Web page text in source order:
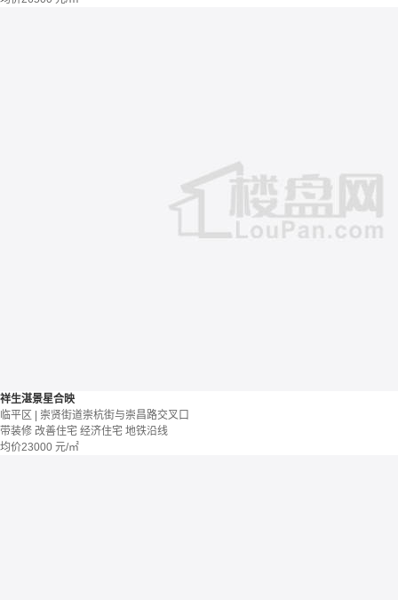
祥生湛景星合映
临平区 | 崇贤街道崇杭街与崇昌路交叉口
带装修 改善住宅 经济住宅 地铁沿线
均价23000 元/㎡